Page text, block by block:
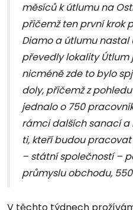
měsíců k útlumu na
přičemž ten první krok
Diamo a útlumu nastal
převedly lokality Útlum
nicméně zde to bylo
doly, přičemž z
jednalo o 750
rámci dalších sanací a
ti, kteří budou
– státní společností –
průmyslu obchodu,